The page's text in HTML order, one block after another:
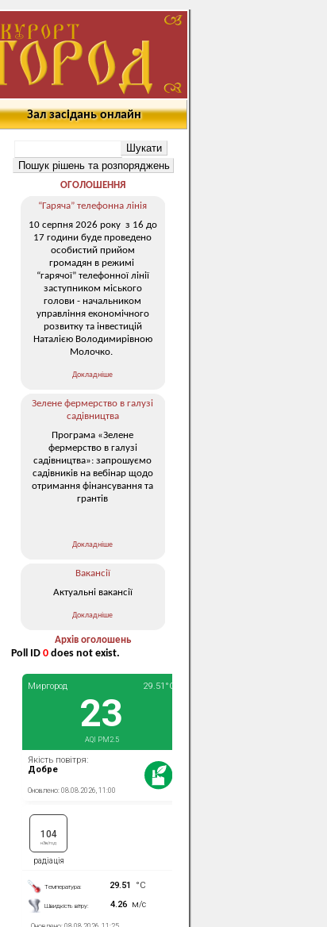
Зал засідань онлайн
ОГОЛОШЕННЯ
“Гаряча” телефонна лінія
10 серпня 2026 року з 16 до
17 години буде проведено
особистий прийом
громадян в режимі
“гарячої” телефонної лінії
заступником міського
голови - начальником
управління економічного
розвитку та інвестицій
Наталією Володимирівною
Молочко.
Докладніше
Зелене фермерство в галузі
садівництва
Програма «Зелене
фермерство в галузі
садівництва»: запрошуємо
садівників на вебінар щодо
отримання фінансування та
грантів
Докладніше
Вакансії
Актуальні вакансії
Докладніше
Архів оголошень
Poll ID 0 does not exist.